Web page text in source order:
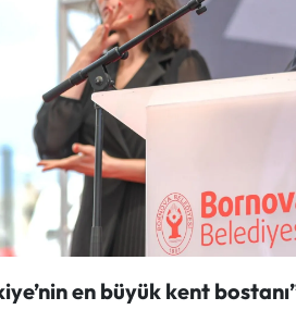
en büyük kent